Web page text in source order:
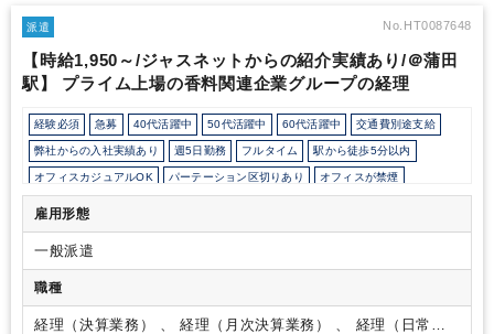
■1フロアに全事業部がありますが、経理部は部屋が別で落ち着い
方が多く、派遣の方も4名いらっしゃいます。
派遣 No.HT0087648
【時給1,950～/ジャスネットからの紹介実績あり/＠蒲田
駅】 プライム上場の香料関連企業グループの経理
経験必須 急募 40代活躍中 50代活躍中 60代活躍中 交通費別途支給
弊社からの入社実績あり 週5日勤務 フルタイム 駅から徒歩5分以内
オフィスカジュアルOK パーテーション区切りあり オフィスが禁煙
社内システム等のOJT 業務手順等のOJT 土日祝休み
EXCELのスキルが活かせる
雇用形態
一般派遣
職種
経理（決算業務） 、 経理（月次決算業務） 、 経理（日常業